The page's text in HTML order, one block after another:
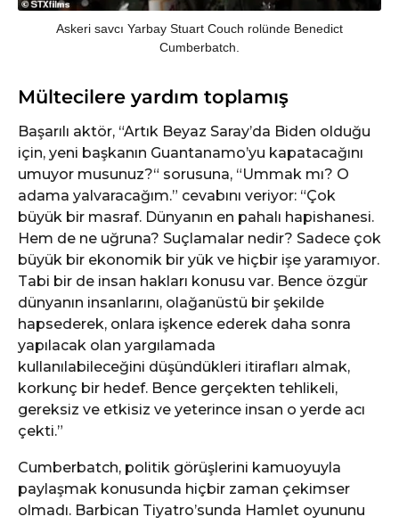
Askeri savcı Yarbay Stuart Couch rolünde Benedict
Cumberbatch.
Mültecilere yardım toplamış
Başarılı aktör, “Artık Beyaz Saray’da Biden olduğu
için, yeni başkanın Guantanamo’yu kapatacağını
umuyor musunuz?“ sorusuna, “Ummak mı? O
adama yalvaracağım.” cevabını veriyor: “Çok
büyük bir masraf. Dünyanın en pahalı hapishanesi.
Hem de ne uğruna? Suçlamalar nedir? Sadece çok
büyük bir ekonomik bir yük ve hiçbir işe yaramıyor.
Tabi bir de insan hakları konusu var. Bence özgür
dünyanın insanlarını, olağanüstü bir şekilde
hapsederek, onlara işkence ederek daha sonra
yapılacak olan yargılamada
kullanılabileceğini düşündükleri itirafları almak,
korkunç bir hedef. Bence gerçekten tehlikeli,
gereksiz ve etkisiz ve yeterince insan o yerde acı
çekti.”
Cumberbatch, politik görüşlerini kamuoyuyla
paylaşmak konusunda hiçbir zaman çekimser
olmadı. Barbican Tiyatro’sunda Hamlet oyununu